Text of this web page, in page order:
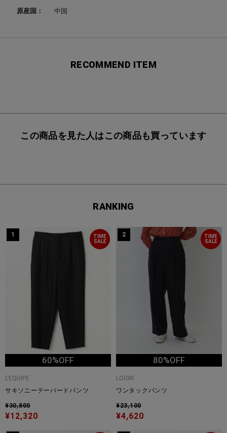
原産国： 中国
RECOMMEND ITEM
この商品を見た人はこの商品も買っています
RANKING
TIME
SALE
1
60%OFF
L'EQUIPE
サキソニーテーパードパンツ
¥30,800
¥12,320
TIME
SALE
2
80%OFF
LOISIR
ワンタックパンツ
¥23,100
¥4,620